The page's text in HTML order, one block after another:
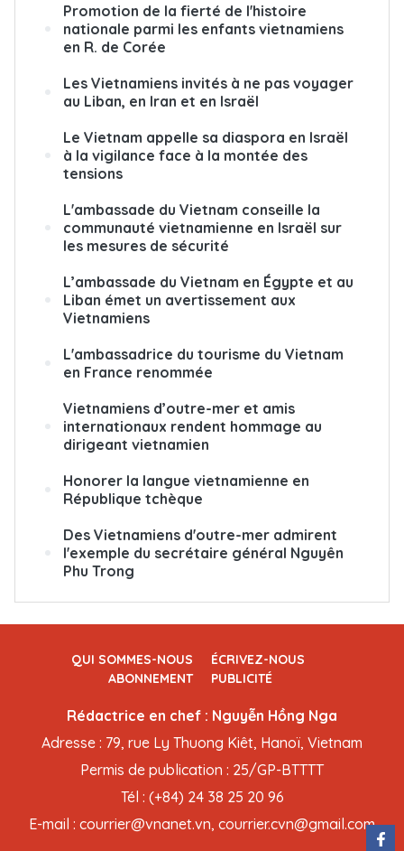
Promotion de la fierté de l'histoire
nationale parmi les enfants vietnamiens
en R. de Corée
Les Vietnamiens invités à ne pas voyager
au Liban, en Iran et en Israël
Le Vietnam appelle sa diaspora en Israël
à la vigilance face à la montée des
tensions
L'ambassade du Vietnam conseille la
communauté vietnamienne en Israël sur
les mesures de sécurité
L’ambassade du Vietnam en Égypte et au
Liban émet un avertissement aux
Vietnamiens
L'ambassadrice du tourisme du Vietnam
en France renommée
Vietnamiens d’outre-mer et amis
internationaux rendent hommage au
dirigeant vietnamien
Honorer la langue vietnamienne en
République tchèque
Des Vietnamiens d'outre-mer admirent
l'exemple du secrétaire général Nguyên
Phu Trong
QUI SOMMES-NOUS
ÉCRIVEZ-NOUS
ABONNEMENT
PUBLICITÉ
Rédactrice en chef : Nguyễn Hồng Nga
Adresse : 79, rue Ly Thuong Kiêt, Hanoï, Vietnam
Permis de publication : 25/GP-BTTTT
Tél : (+84) 24 38 25 20 96
E-mail : courrier@vnanet.vn, courrier.cvn@gmail.com